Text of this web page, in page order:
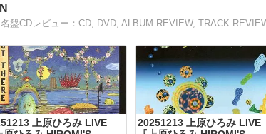
盤CDレビュー：CD, DVD, ALBUM REVIEW, TRACK
上原ひろみ LIVE
20251213 上原ひろみ LIVE